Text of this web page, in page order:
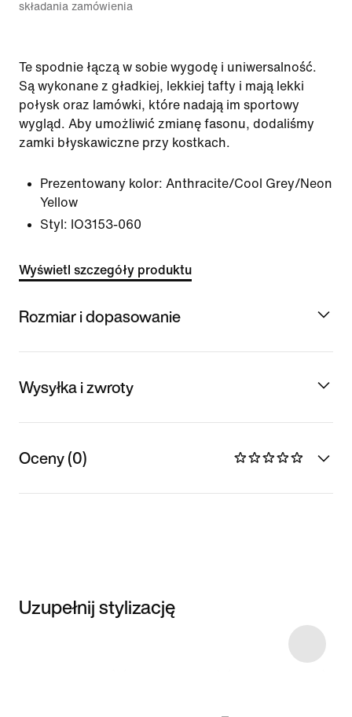
składania zamówienia
Te spodnie łączą w sobie wygodę i uniwersalność.
Są wykonane z gładkiej, lekkiej tafty i mają lekki
połysk oraz lamówki, które nadają im sportowy
wygląd. Aby umożliwić zmianę fasonu, dodaliśmy
zamki błyskawiczne przy kostkach.
Prezentowany kolor: Anthracite/Cool Grey/Neon
Yellow
Styl: IO3153-060
Wyświetl szczegóły produktu
Rozmiar i dopasowanie
Wysyłka i zwroty
Oceny (0)
Uzupełnij stylizację